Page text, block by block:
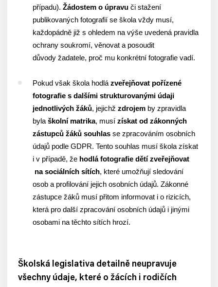
případu). Žádostem o úpravu či stažení
publikovaných fotografií se škola vždy musí,
každopádně již s ohledem na výše uvedená pravidla
ochrany soukromí, věnovat a posoudit
důvody žadatele, proč mu konkrétní fotografie vadí.
Pokud však škola hodlá zveřejňovat pořízené
fotografie s dalšími strukturovanými údaji
jednotlivých žáků, jejichž zdrojem by zpravidla
byla školní matrika, musí získat od zákonných
zástupců žáků souhlas se zpracováním osobních
údajů podle GDPR. Tento souhlas musí škola získat
i v případě, že hodlá fotografie dětí zveřejňovat
na sociálních sítích, které umožňují sledování
osob a profilování jejich osobních údajů. Zákonné
zástupce žáků musí přitom informovat i o rizicích,
která pro další zpracování osobních údajů i jinými
osobami na těchto sítích hrozí.
Školská legislativa detailně neupravuje
všechny údaje, které o žácích i rodičích